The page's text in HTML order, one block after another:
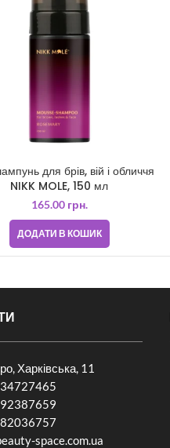
для брів, вій і обличчя
NIKK MOLE, 150 мл
165.00 грн.
ДОДАТИ В КОШИК
Харківська, 11
space.com.ua